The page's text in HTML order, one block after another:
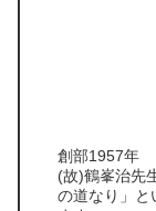
創部1957年
(故)鶴峯治先
の道なり」と